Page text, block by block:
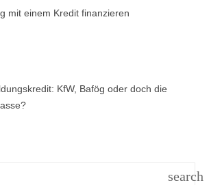
mit einem Kredit finanzieren
KfW, Bafög oder doch die
search